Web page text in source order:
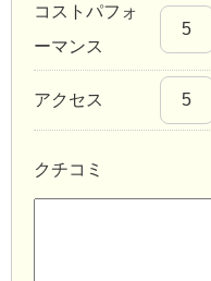
コストパフォ
ーマンス
5
アクセス 5
クチコミ